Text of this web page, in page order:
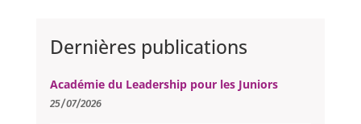
Dernières publications
Académie du Leadership pour les Juniors
25/07/2026